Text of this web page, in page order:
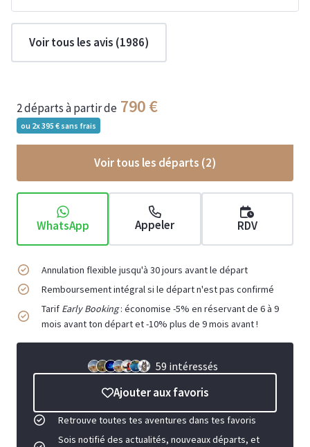
Voir tous les avis (1986)
2 départsà partir de 790
ou 2x395 sans frais
Voir tous les départs (2)
WhatsApp Appeler RDV
Annulation flexible jusqu'à 30 jours avant le départ
Remboursement intégral si le départ n'est pas confirmé
Tarif Early Booking: économise -5% en réservant de 6 à 9
mois avant ton départ et -10% plus de 9 mois avant !
59 intéressés
Ajouter aux favoris
Retrouve toutes tes aventures dans tes favoris
Sois notifié des actualités, nouveaux départs, et